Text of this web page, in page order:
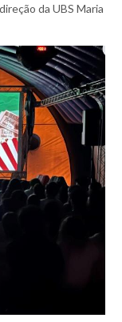
da UBS Maria